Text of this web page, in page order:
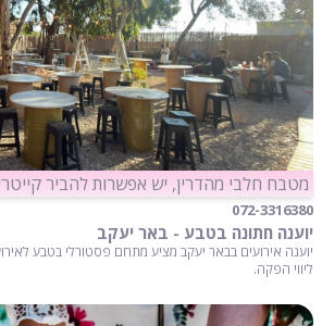
מטבח חלבי מהדרין, יש אפשרות להביר
072-3316380
יוענה חתונה בטבע - באר יעקב
ליווי הפקה.